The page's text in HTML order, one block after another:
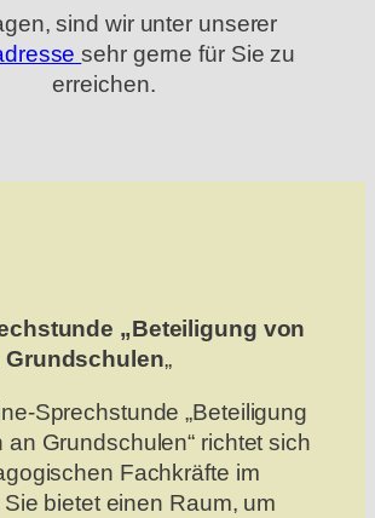
sind wir unter unserer
sehr gerne für Sie zu
erreichen.
„Beteiligung von
Grundschulen„
Sprechstunde „Beteiligung
an Grundschulen“ richtet sich
Fachkräfte im
bietet einen Raum, um